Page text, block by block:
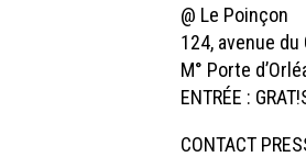
@ Le Poinçon
124, avenue
M° Porte
ENTRÉE :